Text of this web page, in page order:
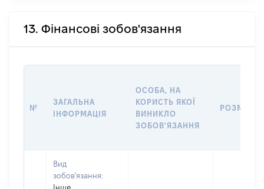
13. Фінансові зобов'язання
№
ЗАГАЛЬНА
ІНФОРМАЦІЯ
ОСОБА, НА
КОРИСТЬ ЯКОЇ
ВИНИКЛО
ЗОБОВ'ЯЗАННЯ
РОЗМІР
Вид
зобов'язання:
Інше